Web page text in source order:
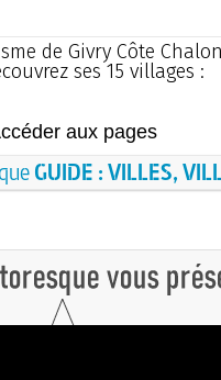
de Givry Côte
ses 15 villages :
aux pages
GUIDE : VILLES,